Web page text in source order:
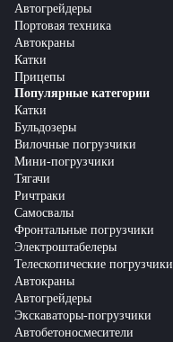
Автогрейдеры
Портовая техника
Автокраны
Катки
Прицепы
Популярные категории
Катки
Бульдозеры
Вилочные погрузчики
Мини-погрузчики
Тягачи
Ричтраки
Самосвалы
Фронтальные погрузчики
Электроштабелеры
Телескопические погрузчики
Автокраны
Автогрейдеры
Экскаваторы-погрузчики
Автобетоносмесители